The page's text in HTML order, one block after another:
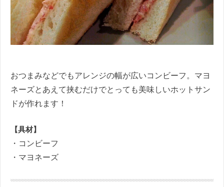
おつまみなどでもアレンジの幅が広いコンビーフ。マヨ
ネーズとあえて挟むだけでとっても美味しいホットサン
ドが作れます！
【具材】
・コンビーフ
・マヨネーズ